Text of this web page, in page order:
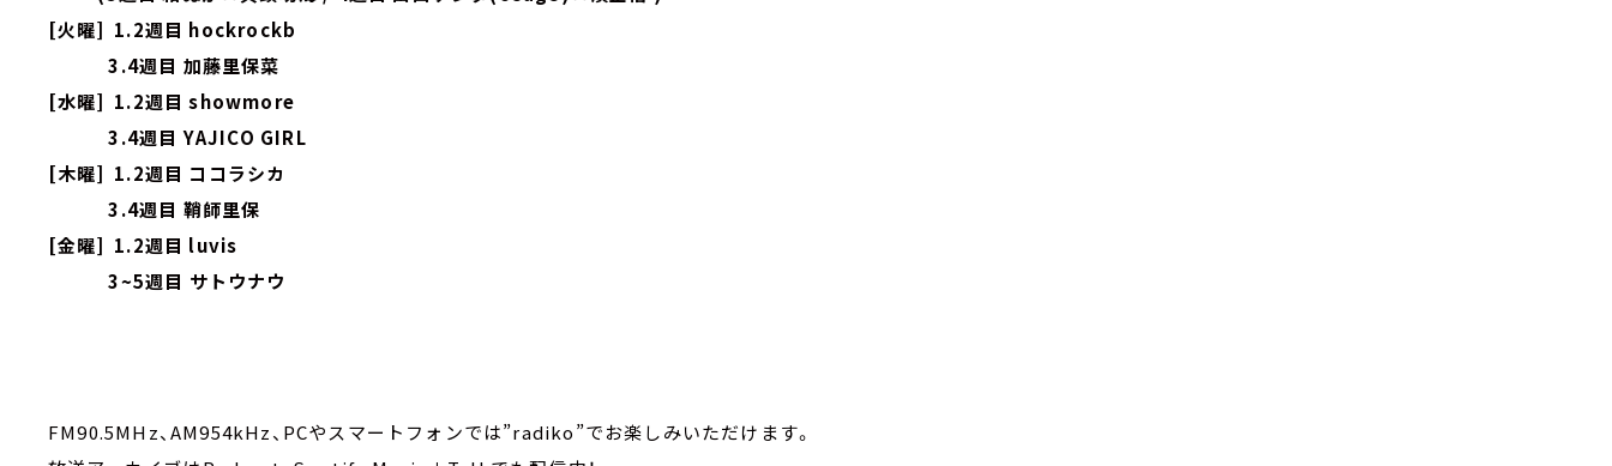
[火曜] 1.2週目 hockrockb
3.4週目 加藤里保菜
[水曜] 1.2週目 showmore
3.4週目 YAJICO GIRL
[木曜] 1.2週目 ココラシカ
3.4週目 鞘師里保
[金曜] 1.2週目 luvis
3~5週目 サトウナウ
FM90.5MHz、AM954kHz、PCやスマートフォンでは”radiko”でお楽しみいただけます。